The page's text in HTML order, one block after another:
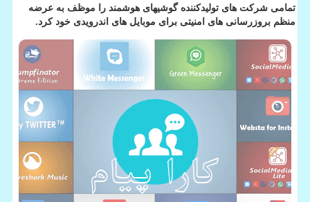
تمامی شركت های تولیدكننده گوشیهای هوشمند را موظف به عرضه
منظم بروزرسانی های امنیتی برای موبایل های اندرویدی خود كرد.